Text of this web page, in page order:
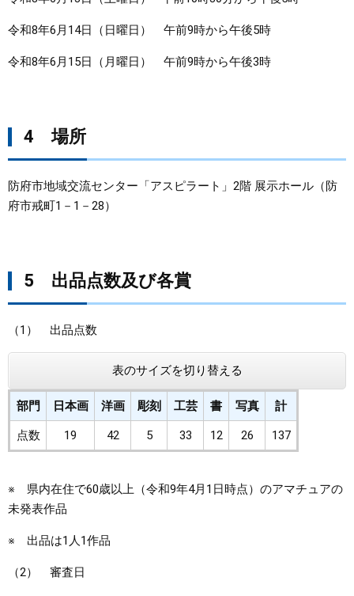
令和8年6月14日（日曜日） 午前9時から午後5時
令和8年6月15日（月曜日） 午前9時から午後3時
4 場所
防府市地域交流センター「アスピラート」2階 展示ホール（防
府市戒町1－1－28）
5 出品点数及び各賞
（1） 出品点数
表のサイズを切り替える
部門 日本画 洋画 彫刻 工芸 書 写真 計
点数 19 42 5 33 12 26 137
※ 県内在住で60歳以上（令和9年4月1日時点）のアマチュアの
未発表作品
※ 出品は1人1作品
（2） 審査日